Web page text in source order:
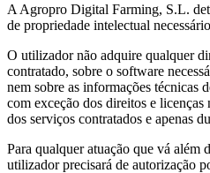
A Agropro Digital Farming, S.L.
de propriedade intelectual
O utilizador não adquire qualquer
contratado, sobre o software
nem sobre as informações técnicas
com exceção dos direitos e
dos serviços contratados e apenas
Para qualquer atuação que vá além
utilizador precisará de autorização